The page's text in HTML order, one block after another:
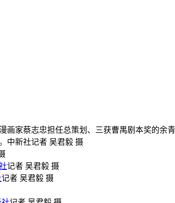
画家蔡志忠担任总策划、三获曹禺剧本奖的
。中新社记者 吴君毅 摄
记者 吴君毅 摄
记者 吴君毅 摄